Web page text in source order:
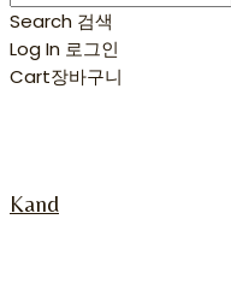
Search 검색
Log In 로그인
Cart장바구니
Kand